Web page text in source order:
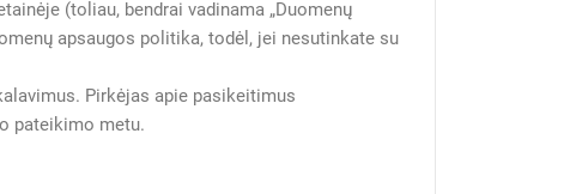
(toliau, bendrai vadinama „Duomenų
apsaugos politika, todėl, jei nesutinkate su
Pirkėjas apie pasikeitimus
pateikimo metu.